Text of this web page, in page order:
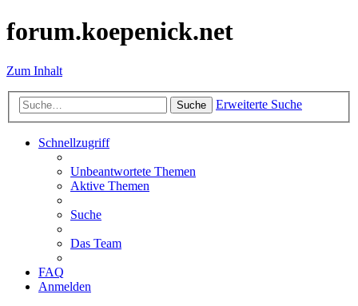
forum.koepenick.net
Zum Inhalt
Suche Erweiterte Suche
Schnellzugriff
Unbeantwortete Themen
Aktive Themen
Suche
Das Team
FAQ
Anmelden